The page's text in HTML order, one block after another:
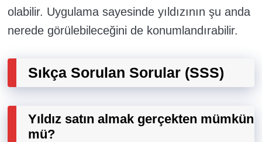
olabilir. Uygulama sayesinde yıldızının şu anda
nerede görülebileceğini de konumlandırabilir.
Sıkça Sorulan Sorular (SSS)
Yıldız satın almak gerçekten mümkün
mü?